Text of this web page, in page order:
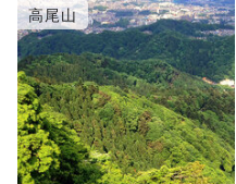
高尾山